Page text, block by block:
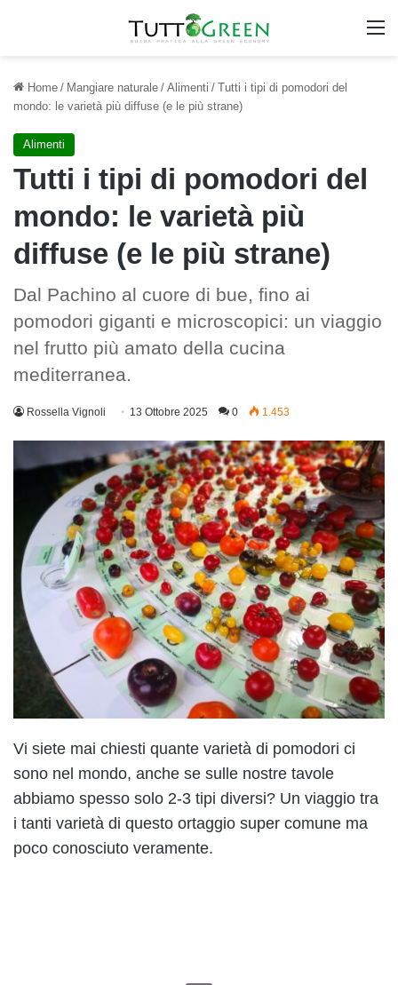
Home / Mangiare naturale / Alimenti / Tutti i tipi di pomodori del
mondo: le varietà più diffuse (e le più strane)
Alimenti
Tutti i tipi di pomodori del
mondo: le varietà più
diffuse (e le più strane)
Dal Pachino al cuore di bue, fino ai
pomodori giganti e microscopici: un viaggio
nel frutto più amato della cucina
mediterranea.
Rossella Vignoli 13 Ottobre 2025 0 1.453
Vi siete mai chiesti quante varietà di pomodori ci
sono nel mondo, anche se sulle nostre tavole
abbiamo spesso solo 2-3 tipi diversi? Un viaggio tra
i tanti varietà di questo ortaggio super comune ma
poco conosciuto veramente.